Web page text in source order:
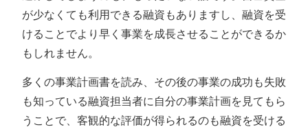
が少なくても利用できる融資もありますし、融資を受
けることでより早く事業を成長させることができるか
もしれません。
多くの事業計画書を読み、その後の事業の成功も失敗
も知っている融資担当者に自分の事業計画を見てもら
うことで、客観的な評価が得られるのも融資を受ける